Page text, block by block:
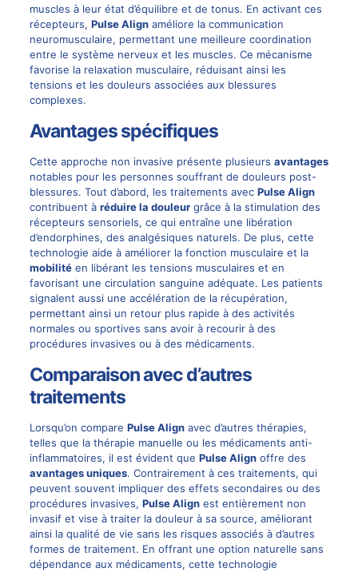
muscles à leur état d’équilibre et de tonus. En activant ces
récepteurs, Pulse Alignaméliore la communication
neuromusculaire, permettant une meilleure coordination
entre le système nerveux et les muscles. Ce mécanisme
favorise la relaxation musculaire, réduisant ainsi les
tensions et les douleurs associées aux blessures
complexes.
Avantages spécifiques
Cette approche non invasive présente plusieurs avantages
notables pour les personnes souffrant de douleurs post-
blessures. Tout d’abord, les traitements avec Pulse Align
contribuent à réduire la douleurgrâce à la stimulation des
récepteurs sensoriels, ce qui entraîne une libération
d’endorphines, des analgésiques naturels. De plus, cette
technologie aide à améliorer la fonction musculaire et la
mobilitéen libérant les tensions musculaires et en
favorisant une circulation sanguine adéquate. Les patients
signalent aussi une accélération de la récupération,
permettant ainsi un retour plus rapide à des activités
normales ou sportives sans avoir à recourir à des
procédures invasives ou à des médicaments.
Comparaison avec d’autres
traitements
Lorsqu’on compare Pulse Alignavec d’autres thérapies,
telles que la thérapie manuelle ou les médicaments anti-
inflammatoires, il est évident que Pulse Alignoffre des
avantages uniques. Contrairement à ces traitements, qui
peuvent souvent impliquer des effets secondaires ou des
procédures invasives, Pulse Alignest entièrement non
invasif et vise à traiter la douleur à sa source, améliorant
ainsi la qualité de vie sans les risques associés à d’autres
formes de traitement. En offrant une option naturelle sans
dépendance aux médicaments, cette technologie